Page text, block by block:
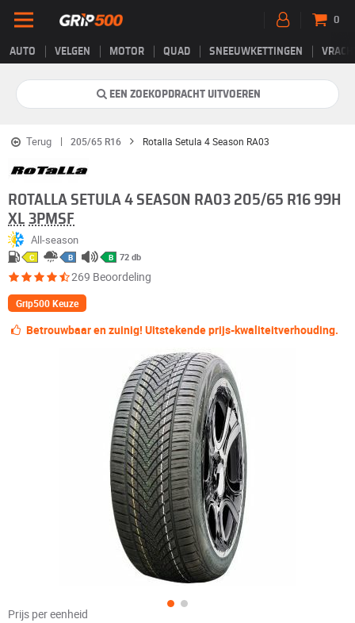
AUTO VELGEN MOTOR QUAD SNEEUWKETTINGEN
0
EEN ZOEKOPDRACHT UITVOEREN
Terug 205/65 R16 Rotalla Setula 4 Season RA03
ROTALLA SETULA 4 SEASON RA03 205/65 R16 99H
XL 3PMSF
All-season
C B B 72 db
269 Beoordeling
Grip500 Keuze
Betrouwbaar en zuinig! Uitstekende prijs-kwaliteitverhouding.
Prijs per eenheid